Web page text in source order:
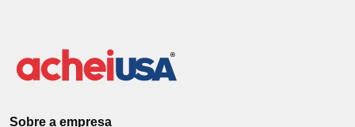
Sobre a empresa